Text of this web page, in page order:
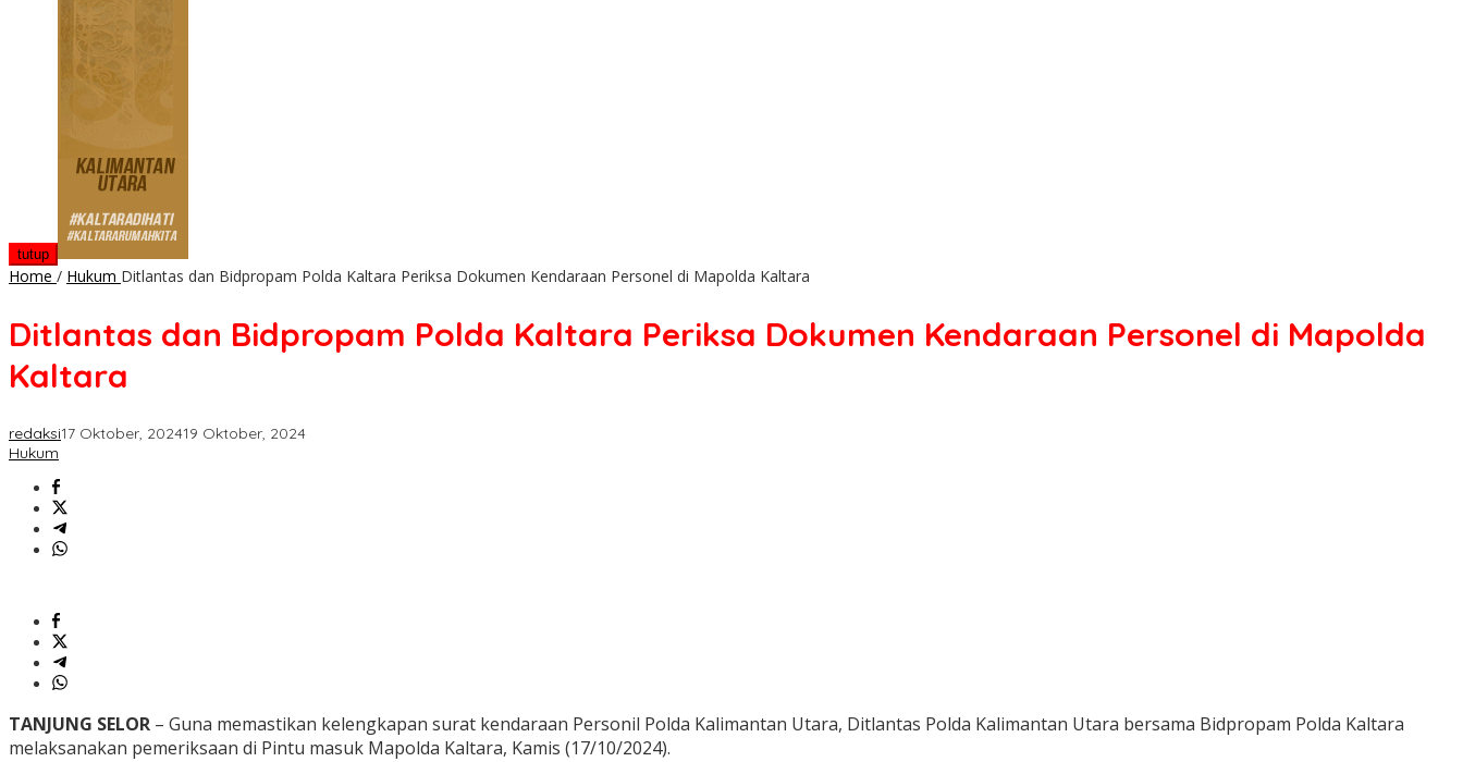
tutup
Home / Hukum Ditlantas dan Bidpropam Polda Kaltara Periksa Dokumen Kendaraan Personel di Mapolda Kaltara
Ditlantas dan Bidpropam Polda Kaltara Periksa Dokumen Kendaraan Personel di Mapolda
Kaltara
redaksi17 Oktober, 202419 Oktober, 2024
Hukum
TANJUNG SELOR – Guna memastikan kelengkapan surat kendaraan Personil Polda Kalimantan Utara, Ditlantas Polda Kalimantan Utara bersama Bidpropam Polda Kaltara
melaksanakan pemeriksaan di Pintu masuk Mapolda Kaltara, Kamis (17/10/2024).